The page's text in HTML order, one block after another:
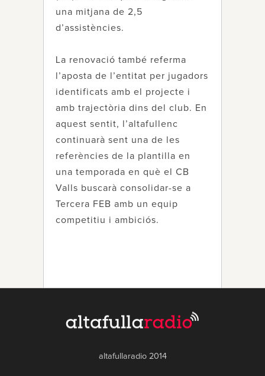
una mitjana de 2,5
d’assistències.
La renovació també referma
l’aposta de l’entitat per jugadors
identificats amb el projecte i
amb trajectòria dins del club. En
aquest sentit, l’altafullenc
continuarà sent una de les
referències de la plantilla en
una temporada en què el CB
Valls buscarà consolidar-se a
Tercera FEB amb un equip
competitiu i ambiciós.
altafullaradio 2014